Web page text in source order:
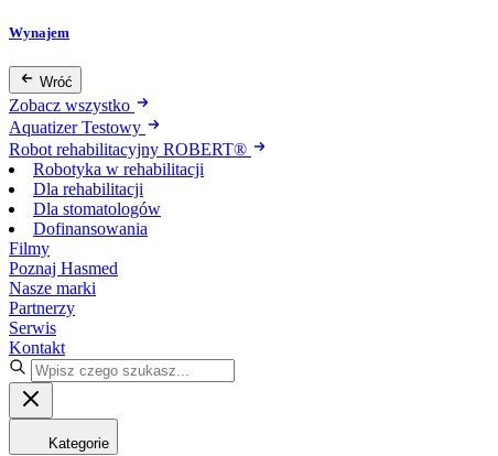
Wynajem
Wróć
Zobacz wszystko
Aquatizer Testowy
Robot rehabilitacyjny ROBERT®
Robotyka w rehabilitacji
Dla rehabilitacji
Dla stomatologów
Dofinansowania
Filmy
Poznaj Hasmed
Nasze marki
Partnerzy
Serwis
Kontakt
Kategorie